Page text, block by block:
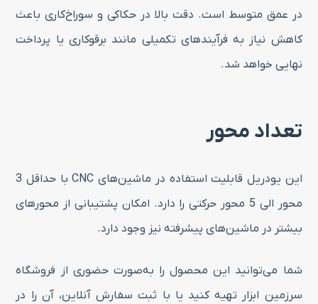
در عمق متوسط است. دقت بالا در حکاکی و سوراخ‌کاری باعث
کاهش نیاز به فرآیندهای تکمیلی مانند برقو‌کاری یا پرداخت
نهایی خواهد شد.
تعداد محور
این یودریل قابلیت استفاده در ماشین‌های CNC با حداقل 3
محور الی 5 محور حرکتی را دارد. امکان پشتیبانی از محورهای
بیشتر در ماشین‌های پیشرفته نیز وجود دارد.
شما می‌توانید این محصول را به‌صورت حضوری از فروشگاه
سرزمین ابزار تهیه کنید یا با ثبت سفارش آنلاین، آن را در